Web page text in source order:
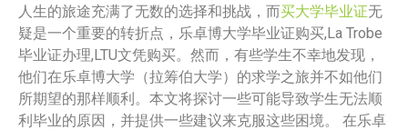
人生的旅途充满了无数的选择和挑战，而买大学毕业证无
疑是一个重要的转折点，乐卓博大学毕业证购买,La Trobe
毕业证办理,LTU文凭购买。然而，有些学生不幸地发现，
他们在乐卓博大学（拉筹伯大学）的求学之旅并不如他们
所期望的那样顺利。本文将探讨一些可能导致学生无法顺
利毕业的原因，并提供一些建议来克服这些困境。 在乐卓